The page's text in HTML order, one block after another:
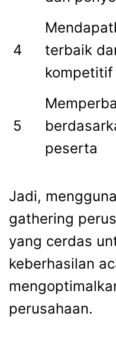
4
terbaik
kompetitif
5
peserta
Jadi,
gathering
yang cerdas
keberhasilan
perusahaan.